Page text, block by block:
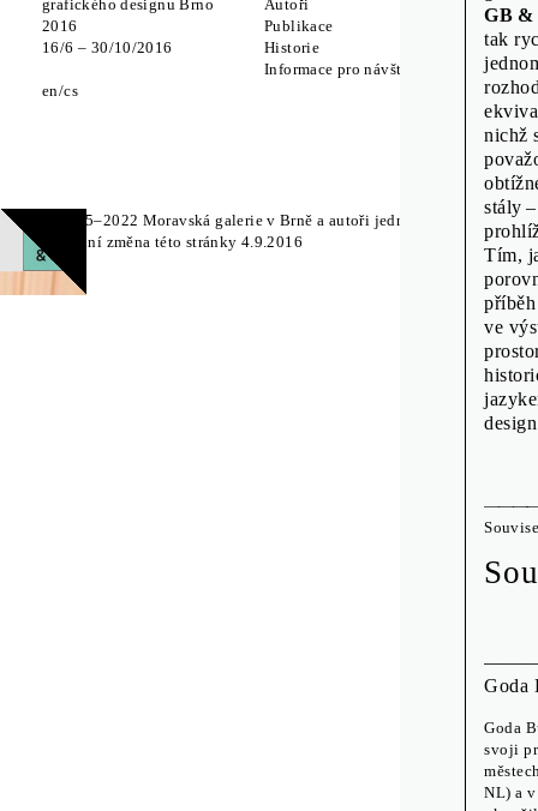
GB &
tak
nichž
stály
Tím,
ve
Goda
Goda
svoji
NL) a
grafického designu Brno
2016
16/6 – 30/10/2016
en cs
Autoři
Publikace
Historie
Informace pro návštěvníky
Které
Off
© 2015–2022 Moravská galerie v Brně a autoři jednotlivých součástí
Poslední změna této stránky 4.9.2016